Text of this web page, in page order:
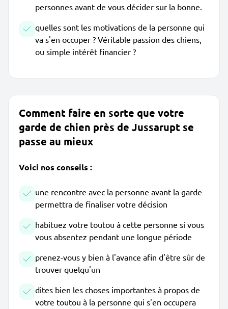
personnes avant de vous décider sur la bonne.
quelles sont les motivations de la personne qui
va s'en occuper ? Véritable passion des chiens,
ou simple intérêt financier ?
Comment faire en sorte que votre
garde de chien près de Jussarupt se
passe au mieux
Voici nos conseils :
une rencontre avec la personne avant la garde
permettra de finaliser votre décision
habituez votre toutou à cette personne si vous
vous absentez pendant une longue période
prenez-vous y bien à l'avance afin d'être sûr de
trouver quelqu'un
dites bien les choses importantes à propos de
votre toutou à la personne qui s'en occupera